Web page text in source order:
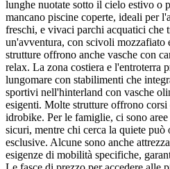
lunghe nuotate sotto il cielo estivo o
mancano piscine coperte, ideali per
freschi, e vivaci parchi acquatici che
un'avventura, con scivoli mozzafiato
strutture offrono anche vasche con
relax. La zona costiera e l'entroterra
lungomare con stabilimenti che
sportivi nell'hinterland con vasche
esigenti. Molte strutture offrono
idrobike. Per le famiglie, ci sono aree
sicuri, mentre chi cerca la quiete può
esclusive. Alcune sono anche
esigenze di mobilità specifiche,